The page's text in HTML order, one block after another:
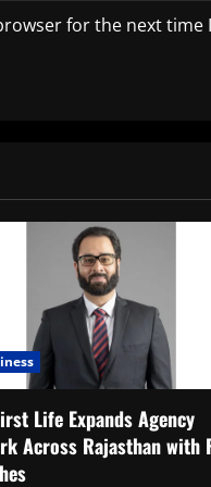
for the next time
Life Expands Agency
Across Rajasthan with